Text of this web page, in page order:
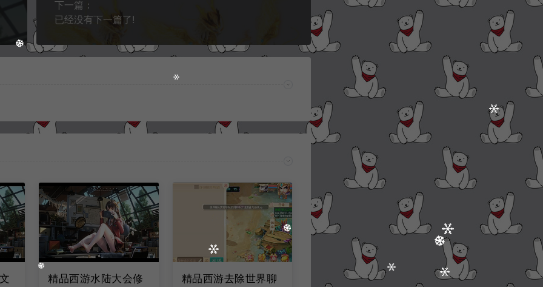
下一篇：
已经没有下一篇了!
精品西游水陆大会修
精品西游去除世界聊